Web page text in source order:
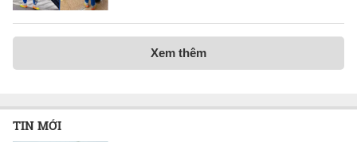
Xem thêm
TIN MỚI